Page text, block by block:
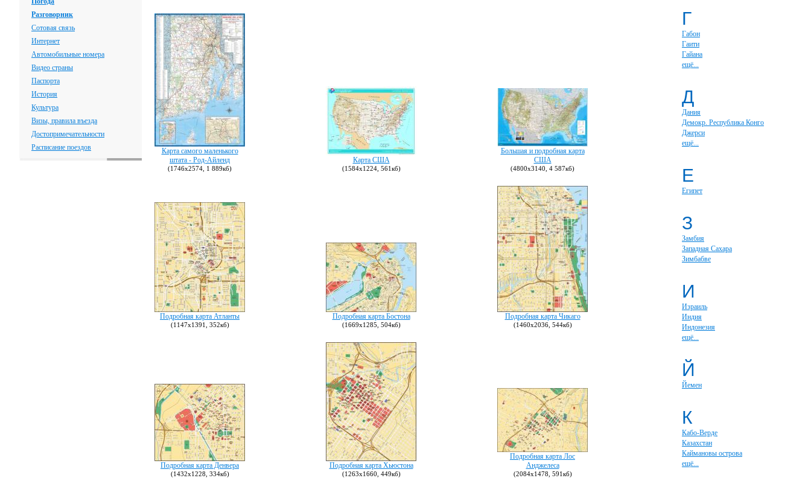
Разговорник
Сотовая связь
Интернет
Автомобильные номера
Видео страны
Паспорта
История
Культура
Визы, правила въезда
Достопримечательности
Расписание поездов
Карта самого маленького
штата - Род-Айленд
(1746х2574, 1 889кб)
Карта США
(1584х1224, 561кб)
Большая и подробная карта
США
(4800х3140, 4 587кб)
Подробная карта Атланты
(1147х1391, 352кб)
Подробная карта Бостона
(1669х1285, 504кб)
Подробная карта Чикаго
(1460х2036, 544кб)
Подробная карта Денвера
(1432х1228, 334кб)
Подробная карта Хьюстона
(1263х1660, 449кб)
Подробная карта Лос
Анджелеса
(2084х1478, 591кб)
Г
Габон
Гаити
Гайана
ещё...
Д
Дания
Демокр. Республика Конго
Джерси
ещё...
Е
Египет
З
Замбия
Западная Сахара
Зимбабве
И
Израиль
Индия
Индонезия
ещё...
Й
Йемен
К
Кабо-Верде
Казахстан
Каймановы острова
ещё...